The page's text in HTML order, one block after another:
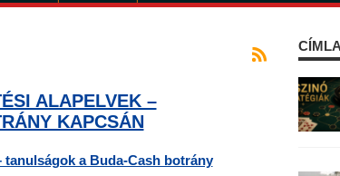
ALAPELVEK –
KAPCSÁN